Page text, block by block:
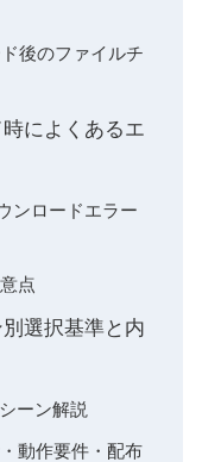
後のファイルチ
によくあるエ
ンロードエラー
点
選択基準と内
ーン解説
動作要件・配布